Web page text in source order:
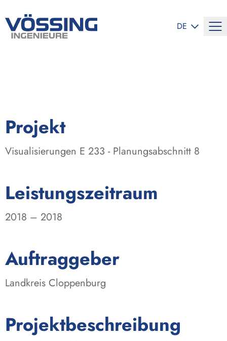
DE
Projekt
Visualisierungen E 233 - Planungsabschnitt 8
Leistungszeitraum
2018 – 2018
Auftraggeber
Landkreis Cloppenburg
Projektbeschreibung